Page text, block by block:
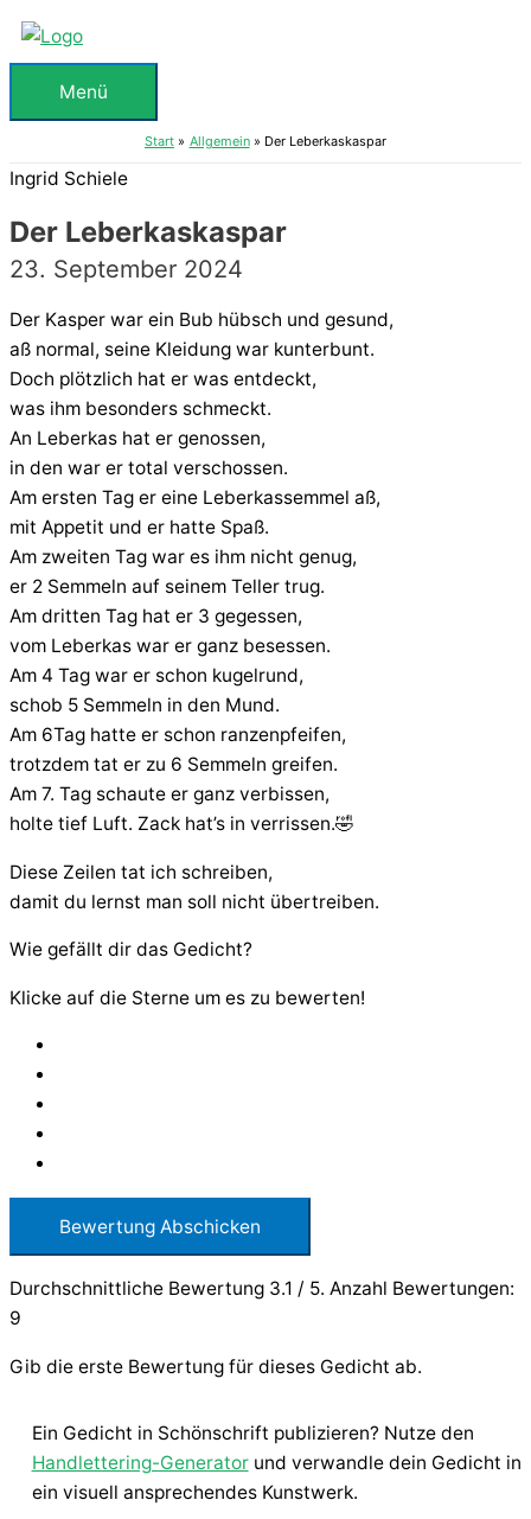
Zum
Inhalt
springenMenü
Menü
Start Allgemein Der Leberkaskaspar
Ingrid Schiele
Der Leberkaskaspar
23. September 2024
Der Kasper war ein Bub hübsch und gesund,
aß normal, seine Kleidung war kunterbunt.
Doch plötzlich hat er was entdeckt,
was ihm besonders schmeckt.
An Leberkas hat er genossen,
in den war er total verschossen.
Am ersten Tag er eine Leberkassemmel aß,
mit Appetit und er hatte Spaß.
Am zweiten Tag war es ihm nicht genug,
er 2 Semmeln auf seinem Teller trug.
Am dritten Tag hat er 3 gegessen,
vom Leberkas war er ganz besessen.
Am 4 Tag war er schon kugelrund,
schob 5 Semmeln in den Mund.
Am 6Tag hatte er schon ranzenpfeifen,
trotzdem tat er zu 6 Semmeln greifen.
Am 7. Tag schaute er ganz verbissen,
holte tief Luft. Zack hat’s in verrissen.🤣
Diese Zeilen tat ich schreiben,
damit du lernst man soll nicht übertreiben.
Wie gefällt dir das Gedicht?
Klicke auf die Sterne um es zu bewerten!
Bewertung Abschicken
Durchschnittliche Bewertung 3.1 / 5. Anzahl Bewertungen:
9
Gib die erste Bewertung für dieses Gedicht ab.
Ein Gedicht in Schönschrift publizieren? Nutze den
Handlettering-Generatorund verwandle dein Gedicht in
ein visuell ansprechendes Kunstwerk.